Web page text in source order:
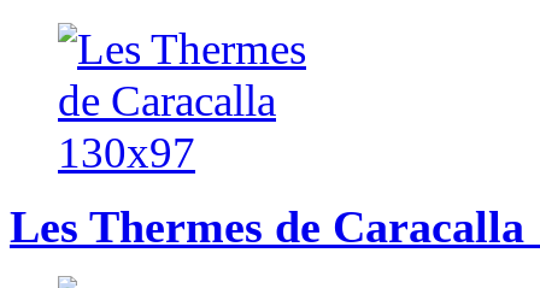
Les Thermes de Caracalla